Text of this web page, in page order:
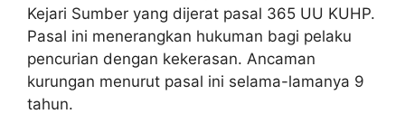
Kejari Sumber yang dijerat pasal 365 UU KUHP.
Pasal ini menerangkan hukuman bagi pelaku
pencurian dengan kekerasan. Ancaman
kurungan menurut pasal ini selama-lamanya 9
tahun.